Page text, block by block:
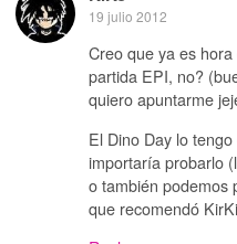
19 julio 2012
Creo que ya es
partida EPI, no?
quiero apuntarme
El Dino Day lo
importaría probarlo
o también podemos
que recomendó